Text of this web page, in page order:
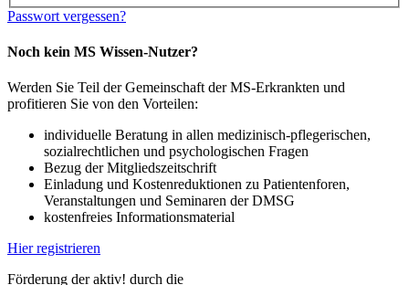
Passwort vergessen?
Noch kein MS Wissen-Nutzer?
Werden Sie Teil der Gemeinschaft der MS-Erkrankten und
profitieren Sie von den Vorteilen:
individuelle Beratung in allen medizinisch-pflegerischen,
sozialrechtlichen und psychologischen Fragen
Bezug der Mitgliedszeitschrift
Einladung und Kostenreduktionen zu Patientenforen,
Veranstaltungen und Seminaren der DMSG
kostenfreies Informationsmaterial
Hier registrieren
Förderung der aktiv! durch die